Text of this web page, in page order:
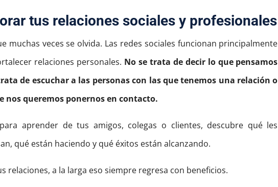
tus relaciones sociales y profesionales
muchas veces se olvida. Las redes sociales funcionan principalmente
relaciones personales. No se trata de decir lo que pensamos
de escuchar a las personas con las que tenemos una relación o
nos queremos ponernos en contacto.
aprender de tus amigos, colegas o clientes, descubre qué les
qué están haciendo y qué éxitos están alcanzando.
relaciones, a la larga eso siempre regresa con beneficios.